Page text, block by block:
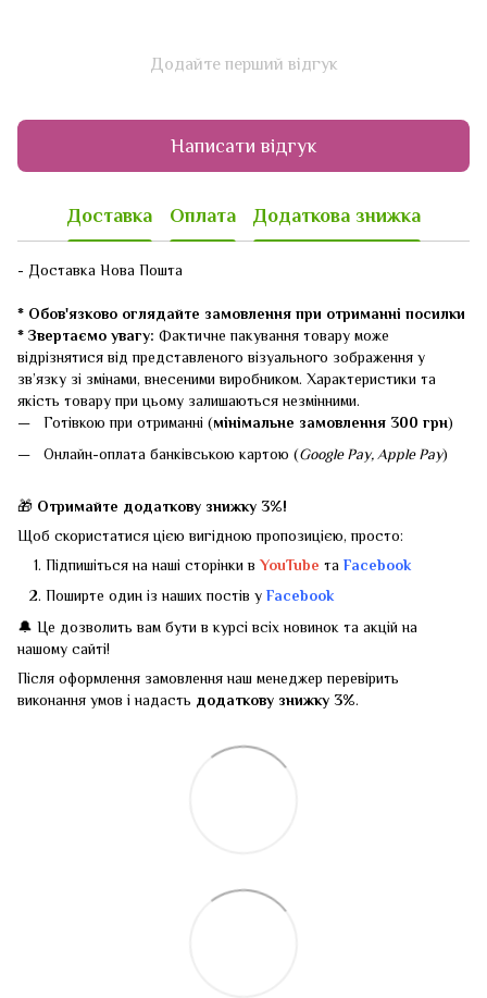
Додайте перший відгук
Написати відгук
Доставка Оплата Додаткова знижка
- Доставка Нова Пошта
* Обов'язково оглядайте замовлення при отриманні посилки
* Звертаємо увагу: Фактичне пакування товару може
відрізнятися від представленого візуального зображення у
зв’язку зі змінами, внесеними виробником. Характеристики та
якість товару при цьому залишаються незмінними.
Готівкою при отриманні (мінімальне замовлення 300 грн)
Онлайн-оплата банківською картою (Google Pay, Apple Pay)
🎁 Отримайте додаткову знижку 3%!
Щоб скористатися цією вигідною пропозицією, просто:
Підпишіться на наші сторінки вYouTube та Facebook
Поширте один із наших постів у Facebook
🔔 Це дозволить вам бути в курсі всіх новинок та акцій на
нашому сайті!
Після оформлення замовлення наш менеджер перевірить
виконання умов і надасть додаткову знижку 3%.